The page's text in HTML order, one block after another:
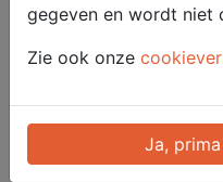
gegeven en wordt niet
Zie ook onze
Ja, prima